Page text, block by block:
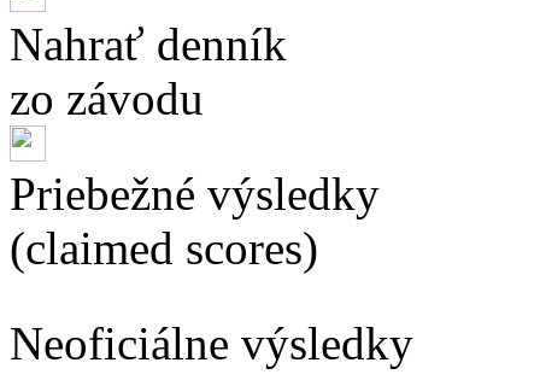
Nahrať denník
zo závodu
Priebežné výsledky
(claimed scores)
Neoficiálne výsledky